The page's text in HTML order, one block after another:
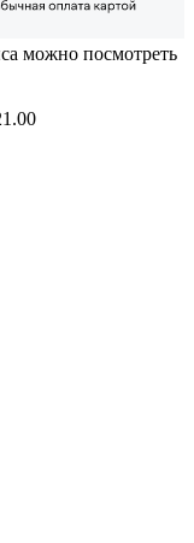
можно посмотреть